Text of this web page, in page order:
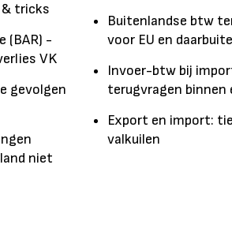
tricks
(BAR) -
VK
gevolgen
niet
Buitenlandse btw
voor EU en
Invoer-btw bij
terugvragen binnen
Export en import:
valkuilen